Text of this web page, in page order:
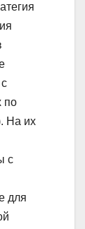
по
На их
с
для